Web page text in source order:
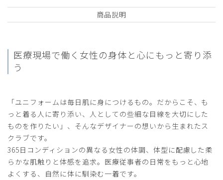
商品説明
医療現場で働く女性の身体と心にもっと寄り添
う
「ユニフォームは毎日肌に身につけるもの。だからこそ、も
っと着る人に寄り添い、人としての些細な目線を大切にした
ものを作りたい」、そんなデザイナーの想いから生まれたス
クラブです。
365日コンディションの異なる女性の体調、体型に配慮した柔
らかな肌触りと体感を追求。医療従事者の日常をもっと心地
よくする、自然に体に馴染む一着です。